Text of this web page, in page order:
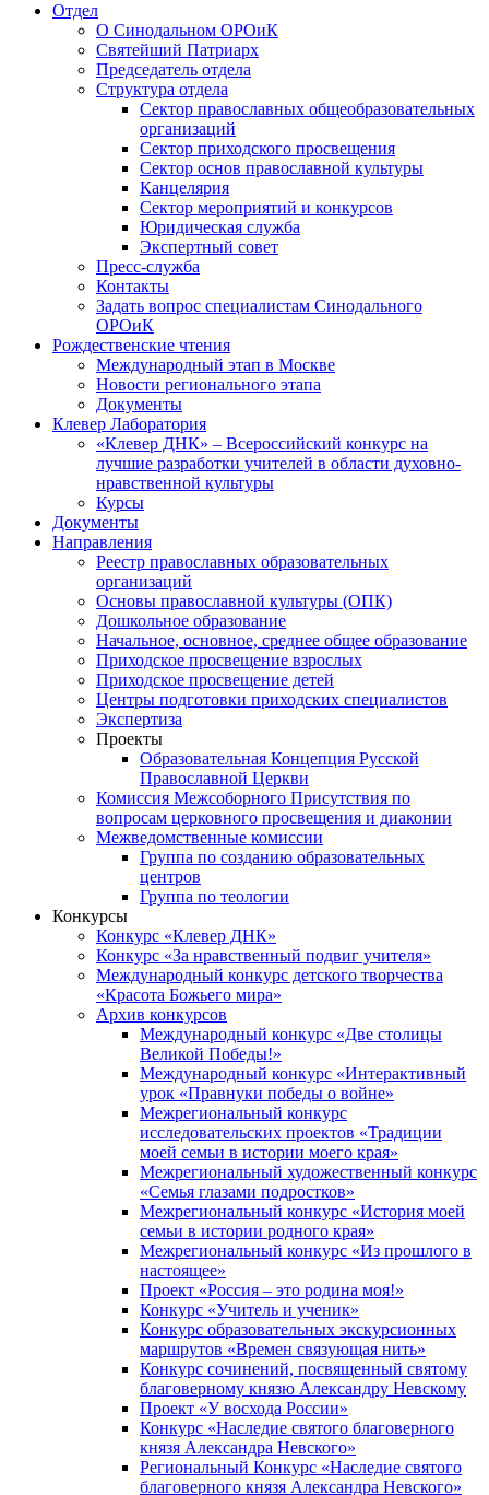
Отдел
О Синодальном ОРОиК
Святейший Патриарх
Председатель отдела
Структура отдела
Сектор православных общеобразовательных
организаций
Сектор приходского просвещения
Сектор основ православной культуры
Канцелярия
Сектор мероприятий и конкурсов
Юридическая служба
Экспертный совет
Пресс-служба
Контакты
Задать вопрос специалистам Синодального
ОРОиК
Рождественские чтения
Международный этап в Москве
Новости регионального этапа
Документы
Клевер Лаборатория
«Клевер ДНК» – Всероссийский конкурс на
лучшие разработки учителей в области духовно-
нравственной культуры
Курсы
Документы
Направления
Реестр православных образовательных
организаций
Основы православной культуры (ОПК)
Дошкольное образование
Начальное, основное, среднее общее образование
Приходское просвещение взрослых
Приходское просвещение детей
Центры подготовки приходских специалистов
Экспертиза
Проекты
Образовательная Концепция Русской
Православной Церкви
Комиссия Межсоборного Присутствия по
вопросам церковного просвещения и диаконии
Межведомственные комиссии
Группа по созданию образовательных
центров
Группа по теологии
Конкурсы
Конкурс «Клевер ДНК»
Конкурс «За нравственный подвиг учителя»
Международный конкурс детского творчества
«Красота Божьего мира»
Архив конкурсов
Международный конкурс «Две столицы
Великой Победы!»
Международный конкурс «Интерактивный
урок «Правнуки победы о войне»
Межрегиональный конкурс
исследовательских проектов «Традиции
моей семьи в истории моего края»
Межрегиональный художественный конкурс
«Семья глазами подростков»
Межрегиональный конкурс «История моей
семьи в истории родного края»
Межрегиональный конкурс «Из прошлого в
настоящее»
Проект «Россия – это родина моя!»
Конкурс «Учитель и ученик»
Конкурс образовательных экскурсионных
маршрутов «Времен связующая нить»
Конкурс сочинений, посвященный святому
благоверному князю Александру Невскому
Проект «У восхода России»
Конкурс «Наследие святого благоверного
князя Александра Невского»
Региональный Конкурс «Наследие святого
благоверного князя Александра Невского»